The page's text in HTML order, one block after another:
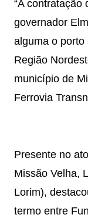
“A contratação
governador
alguma o
Região
município de
Ferrovia
Presente no
Missão Velha,
Lorim),
termo entre